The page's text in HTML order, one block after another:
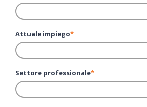
Attuale impiego*
Settore professionale*